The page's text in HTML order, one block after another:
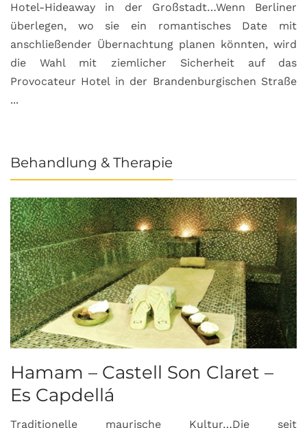
Hotel-Hideaway in der Großstadt…Wenn Berliner
überlegen, wo sie ein romantisches Date mit
anschließender Übernachtung planen könnten, wird
die Wahl mit ziemlicher Sicherheit auf das
Provocateur Hotel in der Brandenburgischen Straße
...
Behandlung & Therapie
Hamam – Castell Son Claret –
Es Capdellá
Traditionelle maurische Kultur…Die seit